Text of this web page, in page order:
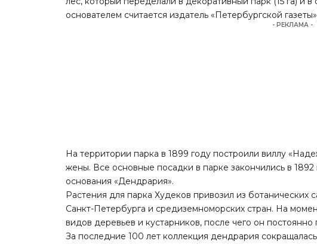
основателем считается издатель «Петербургской
- РЕКЛАМА -
На территории парка в 1899 году построили виллу
жены. Все основные посадки в парке закончились в 1892
основания «Дендрария».
Растения для парка Худеков привозил из ботанических
Санкт-Петербурга и средиземноморских стран. На
видов деревьев и кустарников, после чего он
За последние 100 лет коллекция дендрария сокращалась